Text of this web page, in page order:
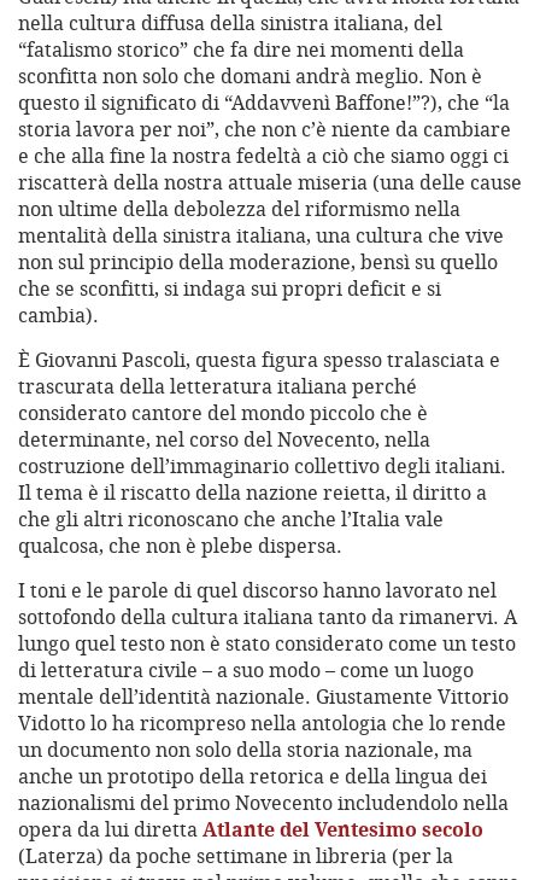
nella cultura diffusa della sinistra italiana, del
“fatalismo storico” che fa dire nei momenti della
sconfitta non solo che domani andrà meglio. Non è
questo il significato di “Addavvenì Baffone!”?), che “la
storia lavora per noi”, che non c’è niente da cambiare
e che alla fine la nostra fedeltà a ciò che siamo oggi ci
riscatterà della nostra attuale miseria (una delle cause
non ultime della debolezza del riformismo nella
mentalità della sinistra italiana, una cultura che vive
non sul principio della moderazione, bensì su quello
che se sconfitti, si indaga sui propri deficit e si
cambia).
È Giovanni Pascoli, questa figura spesso tralasciata e
trascurata della letteratura italiana perché
considerato cantore del mondo piccolo che è
determinante, nel corso del Novecento, nella
costruzione dell’immaginario collettivo degli italiani.
Il tema è il riscatto della nazione reietta, il diritto a
che gli altri riconoscano che anche l’Italia vale
qualcosa, che non è plebe dispersa.
I toni e le parole di quel discorso hanno lavorato nel
sottofondo della cultura italiana tanto da rimanervi. A
lungo quel testo non è stato considerato come un testo
di letteratura civile – a suo modo – come un luogo
mentale dell’identità nazionale. Giustamente Vittorio
Vidotto lo ha ricompreso nella antologia che lo rende
un documento non solo della storia nazionale, ma
anche un prototipo della retorica e della lingua dei
nazionalismi del primo Novecento includendolo nella
opera da lui direttaAtlante del Ventesimo secolo
(Laterza) da poche settimane in libreria (per la